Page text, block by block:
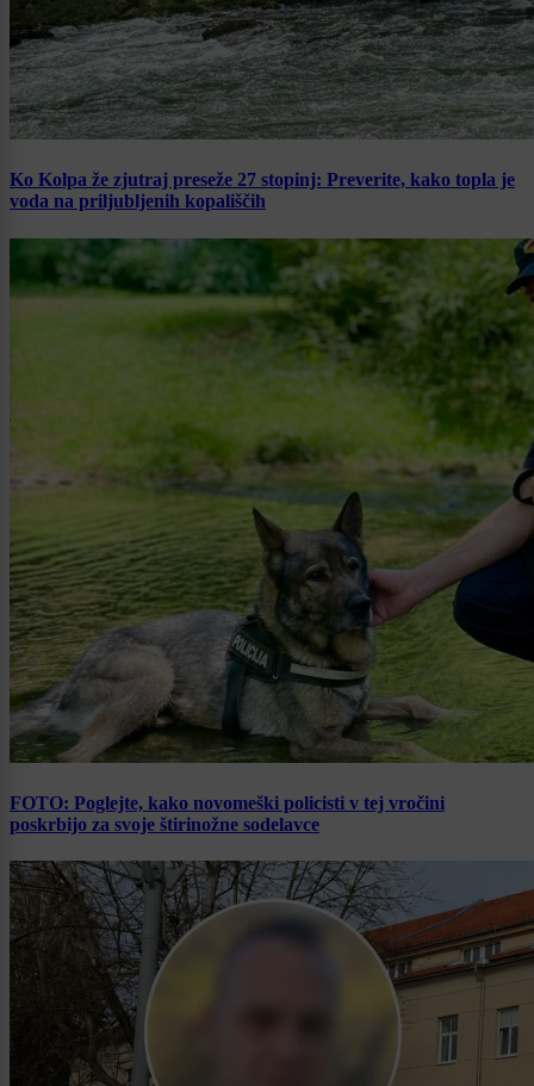
Ko Kolpa že zjutraj preseže 27 stopinj: Preverite, kako topla je
voda na priljubljenih kopališčih
FOTO: Poglejte, kako novomeški policisti v tej vročini
poskrbijo za svoje štirinožne sodelavce